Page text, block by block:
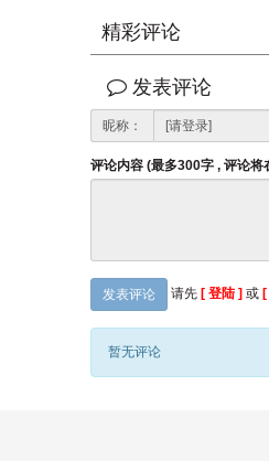
精彩评论
发表评论
昵称：
评论内容 (最多300字 , 评论将
发表评论 请先 [ 登陆 ] 或
暂无评论